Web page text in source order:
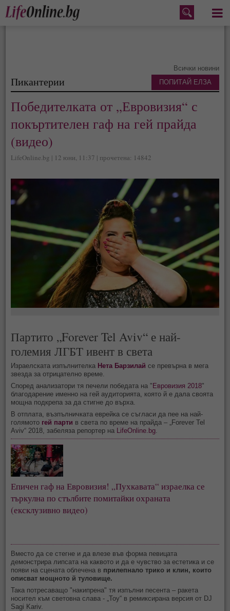
Меню
Всички новини
Пикантерии
Победителката от „Евровизия“ с
покъртителен гаф на гей прайда
(видео)
LifeOnline.bg | 12 юни, 11:37 | прочетена: 14842
Партито „Forever Tel Aviv“ е най-
големия ЛГБТ ивент в света
Израелската изпълнителка Нета Барзилай се превърна в мега
звезда за отрицателно време.
Според анализатори тя печели победата на " Евровизия 2018"
благодарение именно на гей аудиторията, която й е дала своята
мощна подкрепа за да стигне до върха.
В отплата, възпълничката еврейка се съгласи да пее на най-
голямото гей парти в света по време на прайда – „Forever Tel
Aviv“ 2018, забеляза репортер на LifeOnline.bg.
Епичен гаф на Евровизия! „Пухкавата“ израелка се
търкулна по стълбите помитайки охраната
(ексклузивно видео)
Вместо да се стегне и да влезе във форма певицата
демонстрира липсата на каквото и да е чувство за естетика и се
появи на сцената облечена в прилепнало трико и клин, които
описват мощното й туловище.
Така потресаващо "накипрена" тя изпълни песента – ракета
носител към световна слава - „Toy“ в ремиксирана версия от DJ
Sagi Kariv.
ПОПИТАЙ ЕЛЗА